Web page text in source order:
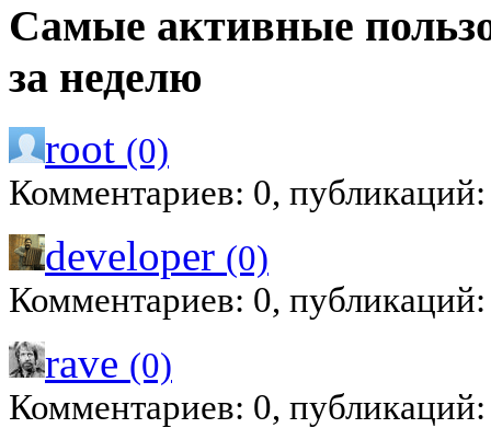
Самые активные
за неделю
root (0)
Комментариев: 0,
developer (0)
Комментариев: 0,
rave (0)
Комментариев: 0,